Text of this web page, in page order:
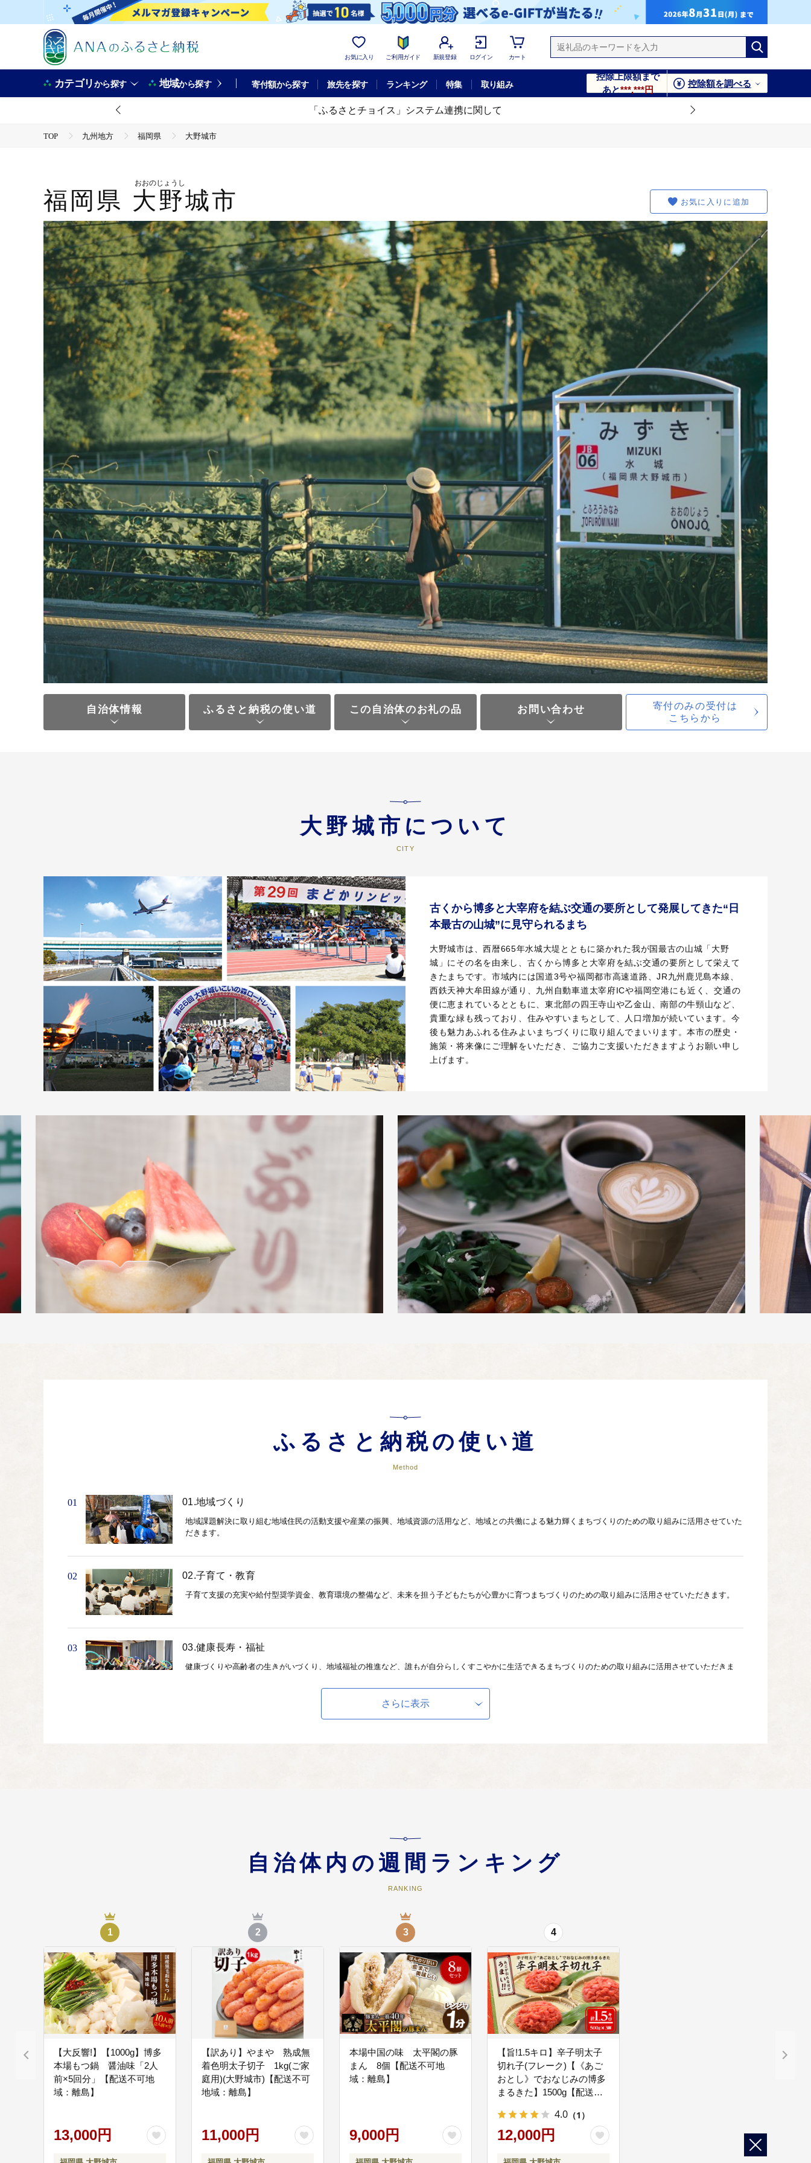
お気に入り ご利用ガイド 新規登録 ログイン カート
カテゴリから探す 地域から探す 寄付額から探す 旅先を探す ランキング 特集 取り組み
控除上限額まで
あと***,***円
控除額を調べる
「ふるさとチョイス」システム連携に関して
TOP 九州地方 福岡県 大野城市
福岡県 大野城市
おおのじょうし
お気に入りに追加
自治体情報 ふるさと納税の使い道 この自治体のお礼の品 お問い合わせ
寄付のみの受付は
こちらから
大野城市について
古くから博多と大宰府を結ぶ交通の要所として発展してきた“日
本最古の山城”に見守られるまち
大野城市は、西暦665年水城大堤とともに築かれた我が国最古の山城「大野
城」にその名を由来し、古くから博多と大宰府を結ぶ交通の要所として栄えて
きたまちです。市域内には国道3号や福岡都市高速道路、JR九州鹿児島本線、
西鉄天神大牟田線が通り、九州自動車道太宰府ICや福岡空港にも近く、交通の
便に恵まれているとともに、東北部の四王寺山や乙金山、南部の牛頸山など、
貴重な緑も残っており、住みやすいまちとして、人口増加が続いています。今
後も魅力あふれる住みよいまちづくりに取り組んでまいります。本市の歴史・
施策・将来像にご理解をいただき、ご協力ご支援いただきますようお願い申し
上げます。
ふるさと納税の使い道
Method
01 01.地域づくり
地域課題解決に取り組む地域住民の活動支援や産業の振興、地域資源の活用など、地域との共働による魅力輝くまちづくりのための取り組みに活用させていた
だきます。
02 02.子育て・教育
子育て支援の充実や給付型奨学資金、教育環境の整備など、未来を担う子どもたちが心豊かに育つまちづくりのための取り組みに活用させていただきます。
03 03.健康長寿・福祉
健康づくりや高齢者の生きがいづくり、地域福祉の推進など、誰もが自分らしくすこやかに生活できるまちづくりのための取り組みに活用させていただきま
さらに表示
自治体内の週間ランキング
RANKING
1
【大反響!】【1000g】博多
本場もつ鍋 醤油味「2人
前×5回分」【配送不可地
域：離島】
13,000円
2
【訳あり】やまや 熟成無
着色明太子切子 1kg(ご家
庭用)(大野城市)【配送不可
地域：離島】
11,000円
3
本場中国の味 太平閣の豚
まん 8個【配送不可地
域：離島】
9,000円
4
【旨!1.5キロ】辛子明太子
切れ子(フレーク)【《あご
おとし》でおなじみの博多
まるきた】1500g【配送不
4.0 （1）
12,000円